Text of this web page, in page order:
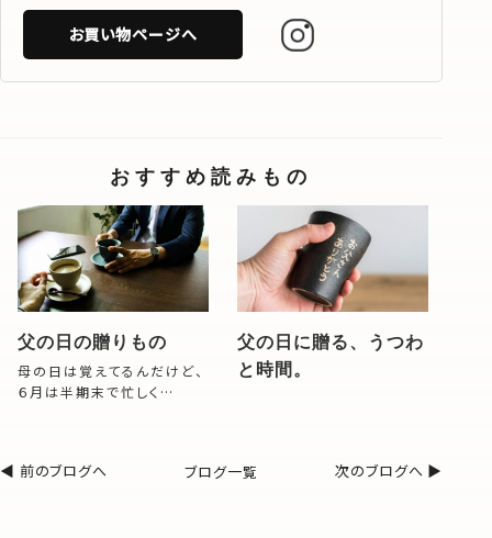
お買い物ページへ
おすすめ読みもの
父の日の贈りもの
母の日は覚えてるんだけど、
６月は半期末で忙しく…
父の日に贈る、うつわ
と時間。
◀︎ 前のブログへ ブログ一覧 次のブログへ ▶︎